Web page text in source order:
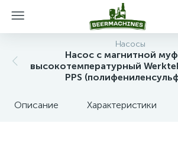
Насосы
Насос с магнитной
высокотемпературный
PPS
Описание Характеристики